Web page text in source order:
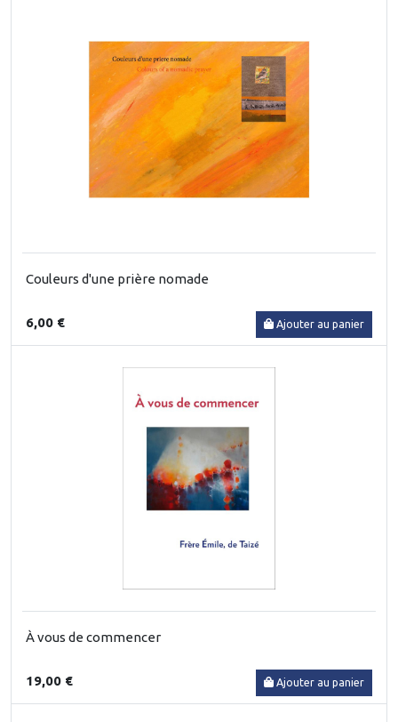
Couleurs d'une prière nomade
6,00 € Ajouter au panier
À vous de commencer
19,00 € Ajouter au panier